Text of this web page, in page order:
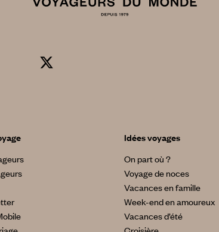
Idées voyages
On part où ?
Voyage de noces
Vacances en famille
Week-end en amoureux
Vacances d’été